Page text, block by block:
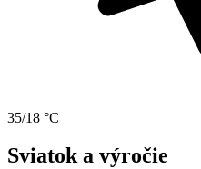
35/18 °C
Sviatok a výročie